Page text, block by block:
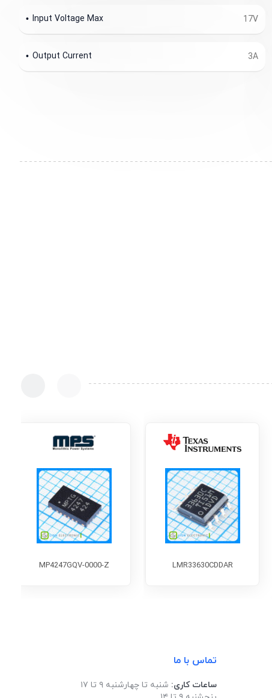
17V
Input Voltage Max
3A
Output Current
LMR33630CDDAR
MP4247GQV-0000-Z
تماس با ما
ساعات کاری: شنبه تا چهارشنبه ۹ تا ۱۷